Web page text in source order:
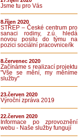
Jsme tu pro Vás
8.říjen 2020
STŘEP – České centrum pro
sanaci rodiny, z.ú. hledá
novou posilu do týmu na
pozici sociální pracovnice/ík
8.červenec 2020
Začínáme s realizací projektu
"Vše se mění, my měníme
služby"
23.červen 2020
Výroční zpráva 2019
22.červen 2020
Informace po zprovoznění
webu - Naše služby fungují